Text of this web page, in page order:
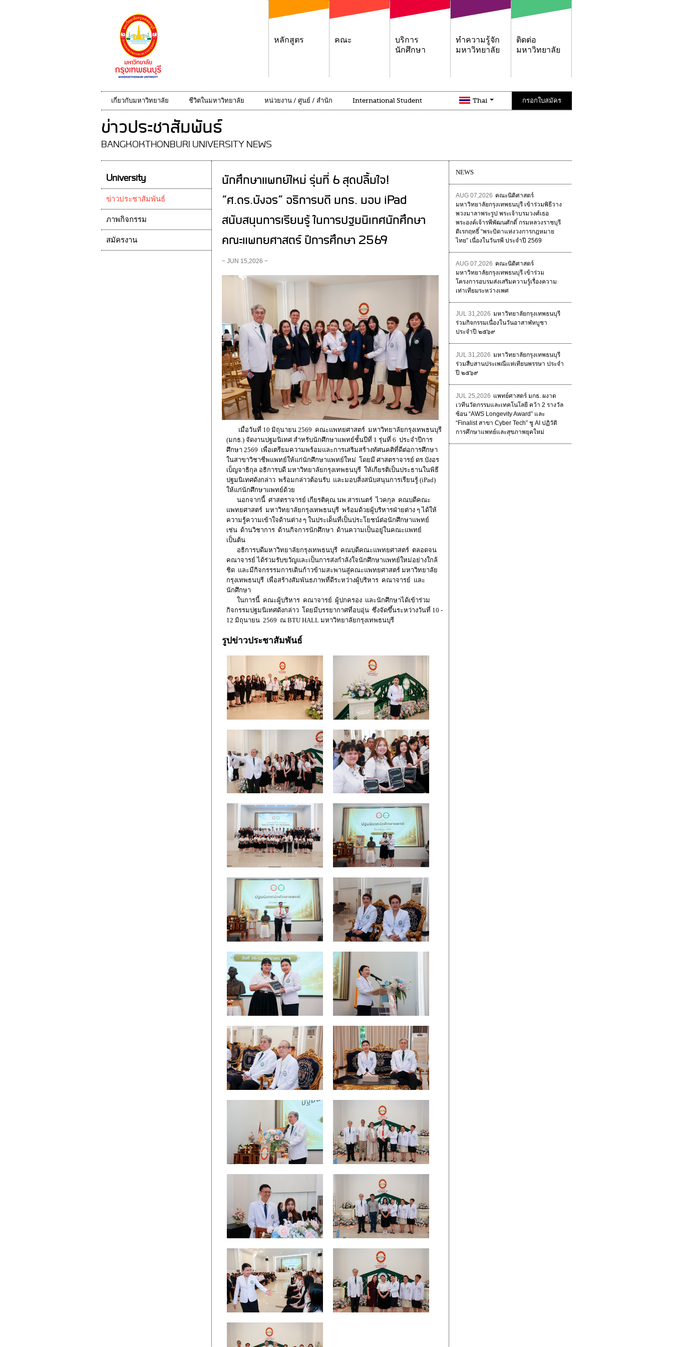
หลักสูตร คณะ
บริการ
นักศึกษา
ทำความรู้จัก
มหาวิทยาลัย
ติดต่อ
มหาวิทยาลัย
เกี่ยวกับมหาวิทยาลัย ชีวิตในมหาวิทยาลัย หน่วยงาน / ศูนย์ / สำนัก International Student Thai กรอกใบสมัคร
ข่าวประชาสัมพันธ์
BANGKOKTHONBURI UNIVERSITY NEWS
นักศึกษาแพทย์ใหม่ รุ่นที่ 6 สุดปลื้มใจ!
“ศ.ดร.บังอร” อธิการบดี มกธ. มอบ iPad
สนับสนุนการเรียนรู้ ในการปฐมนิเทศนักศึกษา
คณะแพทยศาสตร์ ปีการศึกษา 2569
− JUN 15,2026 −
เมื่อวันที่ 10 มิถุนายน 2569 คณะแพทยศาสตร์ มหาวิทยาลัยกรุงเทพธนบุรี
(มกธ.) จัดงานปฐมนิเทศ สำหรับนักศึกษาแพทย์ชั้นปีที่ 1 รุ่นที่ 6 ประจำปีการ
ศึกษา 2569 เพื่อเตรียมความพร้อมและการเสริมสร้างทัศนคติที่ดีต่อการศึกษา
ในสาขาวิชาชีพแพทย์ให้แก่นักศึกษาแพทย์ใหม่ โดยมี ศาสตราจารย์ ดร.บังอร
เบ็ญจาธิกุล อธิการบดี มหาวิทยาลัยกรุงเทพธนบุรี ให้เกียรติเป็นประธานในพิธี
ปฐมนิเทศดังกล่าว พร้อมกล่าวต้อนรับ และมอบสิ่งสนับสนุนการเรียนรู้ (iPad)
ให้แก่นักศึกษาแพทย์ด้วย
นอกจากนี้ ศาสตราจารย์ เกียรติคุณ นพ.สารเนตร์ ไวคกุล คณบดีคณะ
แพทยศาสตร์ มหาวิทยาลัยกรุงเทพธนบุรี พร้อมด้วยผู้บริหารฝ่ายต่าง ๆ ได้ให้
ความรู้ความเข้าใจด้านต่าง ๆ ในประเด็นที่เป็นประโยชน์ต่อนักศึกษาแพทย์
เช่น ด้านวิชาการ ด้านกิจการนักศึกษา ด้านความเป็นอยู่ในคณะแพทย์
เป็นต้น
อธิการบดีมหาวิทยาลัยกรุงเทพธนบุรี คณบดีคณะแพทยศาสตร์ ตลอดจน
คณาจารย์ ได้ร่วมรับขวัญและเป็นการส่งกำลังใจนักศึกษาแพทย์ใหม่อย่างใกล้
ชิด และมีกิจกรรรมการเดินก้าวข้ามสะพานสู่คณะแพทยศาสตร์ มหาวิทยาลัย
กรุงเทพธนบุรี เพื่อสร้างสัมพันธภาพที่ดีระหว่างผู้บริหาร คณาจารย์ และ
นักศึกษา
ในการนี้ คณะผู้บริหาร คณาจารย์ ผู้ปกครอง และนักศึกษาได้เข้าร่วม
กิจกรรมปฐมนิเทศดังกล่าว โดยมีบรรยากาศที่อบอุ่น ซึ่งจัดขึ้นระหว่างวันที่ 10 -
12 มิถุนายน 2569 ณ BTU HALL มหาวิทยาลัยกรุงเทพธนบุรี
รูปข่าวประชาสัมพันธ์
NEWS
AUG 07,2026 คณะนิติศาสตร์
มหาวิทยาลัยกรุงเทพธนบุรี เข้าร่วมพิธีวาง
พวงมาลาพระรูป พระเจ้าบรมวงศ์เธอ
พระองค์เจ้ารพีพัฒนศักดิ์ กรมหลวงราชบุรี
ดิเรกฤทธิ์ “พระบิดาแห่งวงการกฎหมาย
ไทย” เนื่องในวันรพี ประจำปี 2569
AUG 07,2026 คณะนิติศาสตร์
มหาวิทยาลัยกรุงเทพธนบุรี เข้าร่วม
โครงการอบรมส่งเสริมความรู้เรื่องความ
เท่าเทียมระหว่างเพศ
JUL 31,2026 มหาวิทยาลัยกรุงเทพธนบุรี
ร่วมกิจกรรมเนื่องในวันอาสาฬหบูชา
ประจำปี ๒๕๖๙
JUL 31,2026 มหาวิทยาลัยกรุงเทพธนบุรี
ร่วมสืบสานประเพณีแห่เทียนพรรษา ประจำ
ปี ๒๕๖๙
JUL 25,2026 แพทย์ศาสตร์ มกธ. ผงาด
เวทีนวัตกรรมและเทคโนโลยี คว้า 2 รางวัล
ซ้อน “AWS Longevity Award” และ
“Finalist สาขา Cyber Tech” ชู AI ปฏิวัติ
การศึกษาแพทย์และสุขภาพยุคใหม่
University
ข่าวประชาสัมพันธ์
ภาพกิจกรรม
สมัครงาน